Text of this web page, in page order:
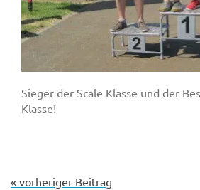
Sieger der Scale Klasse und der
Klasse!
« vorheriger Beitrag